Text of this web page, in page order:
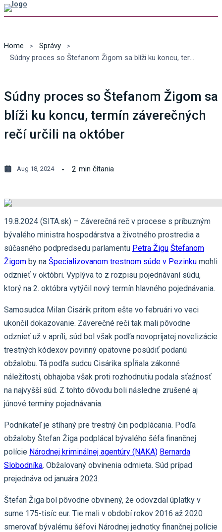
Home
Správy
Súdny proces so Štefanom Žigom sa blíži ku koncu, termín záverečných rečí určili na október
Súdny proces so Štefanom Žigom sa
blíži ku koncu, termín záverečných
rečí určili na október
Aug 18, 2024 2 min čítania
19.8.2024 (SITA.sk) – Záverečná reč v procese s príbuzným
bývalého ministra hospodárstva a životného prostredia a
súčasného podpredsedu parlamentu Petra Žigu Štefanom
Žigom by na Špecializovanom trestnom súde v Pezinku mohli
odznieť v októbri. Vyplýva to z rozpisu pojednávaní súdu,
ktorý na 2. októbra vytýčil nový termín hlavného pojednávania.
Samosudca Milan Cisárik pritom ešte vo februári vo veci
ukončil dokazovanie. Záverečné reči tak mali pôvodne
odznieť už v apríli, súd bol však podľa novoprijatej novelizácie
trestných kódexov povinný opätovne posúdiť podanú
obžalobu. Tá podľa sudcu Cisárika spĺňala zákonné
náležitosti, obhajoba však proti rozhodnutiu podala sťažnosť
na najvyšší súd. Z tohto dôvodu boli následne zrušené aj
júnové termíny pojednávania.
Podnikateľ je stíhaný pre trestný čin podplácania. Podľa
obžaloby Štefan Žiga podplácal bývalého šéfa finančnej
polície Národnej kriminálnej agentúry (NAKA) Bernarda
Slobodníka. Obžalovaný obvinenia odmieta. Súd prípad
prejednáva od januára 2023.
Štefan Žiga bol pôvodne obvinený, že odovzdal úplatky v
sume 175-tisíc eur. Tie mali v období rokov 2016 až 2020
smerovať bývalému šéfovi Národnej jednotky finančnej polície